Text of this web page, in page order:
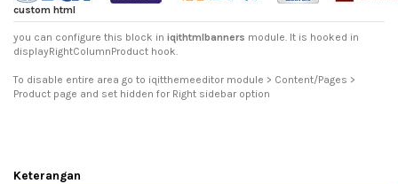
custom html
you can configure this block in iqithtmlbanners module. It is hooked in
displayRightColumnProduct hook.
To disable entire area go to iqitthemeeditor module > Content/Pages >
Product page and set hidden for Right sidebar option
Keterangan